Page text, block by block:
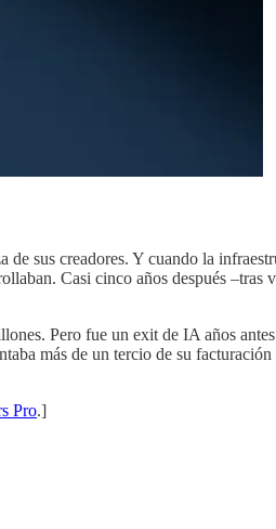
sus creadores. Y cuando la
Casi cinco años después –tras
Pero fue un exit de IA años
más de un tercio de su
Pro.]